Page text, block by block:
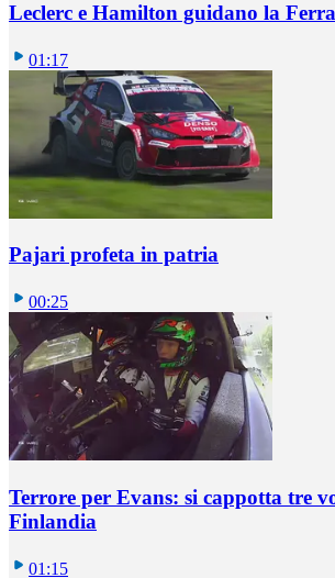
Leclerc e Hamilton guidano la
01:17
Pajari profeta in patria
00:25
Terrore per Evans: si cappotta tre
Finlandia
01:15